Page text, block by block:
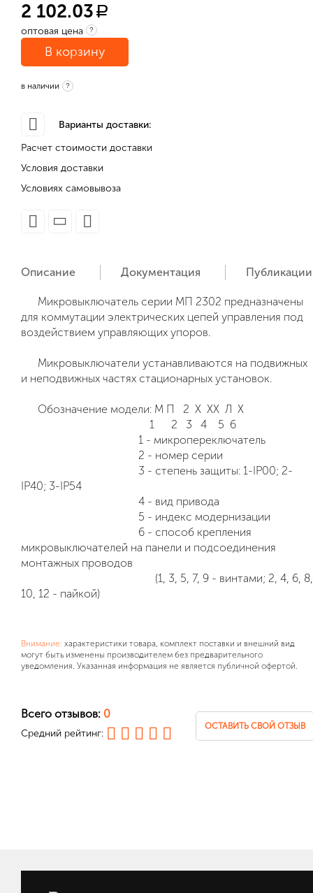
2 102.03 a
оптовая цена ?
В корзину
в наличии ?
Варианты доставки:
Расчет стоимости доставки
Условия доставки
Условиях самовывоза
Описание Документация Публикации
Микровыключатель серии МП 2302 предназначены
для коммутации электрических цепей управления под
воздействием управляющих упоров.
Микровыключатели устанавливаются на подвижных
и неподвижных частях стационарных установок.
Обозначение модели: М П 2 Х ХХ Л Х
1 2 3 4 5 6
1 - микропереключатель
2 - номер серии
3 - степень защиты: 1-IP00; 2-
IP40; 3-IP54
4 - вид привода
5 - индекс модернизации
6 - способ крепления
микровыключателей на панели и подсоединения
монтажных проводов
(1, 3, 5, 7, 9 - винтами; 2, 4, 6, 8,
10, 12 - пайкой)
Внимание: характеристики товара, комплект поставки и внешний вид
могут быть изменены производителем без предварительного
уведомления. Указанная информация не является публичной офертой.
Всего отзывов: 0
Средний рейтинг:
ОСТАВИТЬ СВОЙ ОТЗЫВ